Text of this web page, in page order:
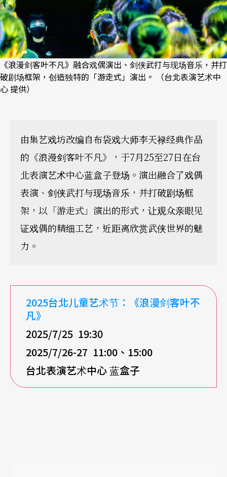
《浪漫剑客叶不凡》融合戏偶演出、剑侠武打与现场音乐，并打
破剧场框架，创造独特的「游走式」演出。 （台北表演艺术中
心 提供）
由集艺戏坊改编自布袋戏大师李天禄经典作品
的《浪漫剑客叶不凡》，于7月25至27日在台
北表演艺术中心蓝盒子登场。演出融合了戏偶
表演、剑侠武打与现场音乐，并打破剧场框
架，以「游走式」演出的形式，让观众亲眼见
证戏偶的精细工艺，近距离欣赏武侠世界的魅
力。
2025台北儿童艺术节：《浪漫剑客叶不
凡》
2025/7/25 19:30
2025/7/26-27 11:00 、15:00
台北表演艺术中心蓝盒子